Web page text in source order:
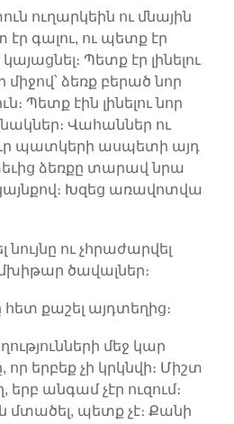
ուղարկեին ու մնային
գալու, ու պետք էր
կայացնել։ Պետք էր լինելու
ձեռք բերած նոր
Պետք էին լինելու նոր
Վահաններ ու
պատկերի ասպետի այդ
ձեռքը տարավ նրա
Խզեց առավոտվա
նույնը ու չհրաժարվել
ծավալներ։
քաշել այդտեղից։
մեջ կար
երբեք չի կրկնվի։ Միշտ
երբ անգամ չէր ուզում։
մտածել, պետք չէ։ Քանի